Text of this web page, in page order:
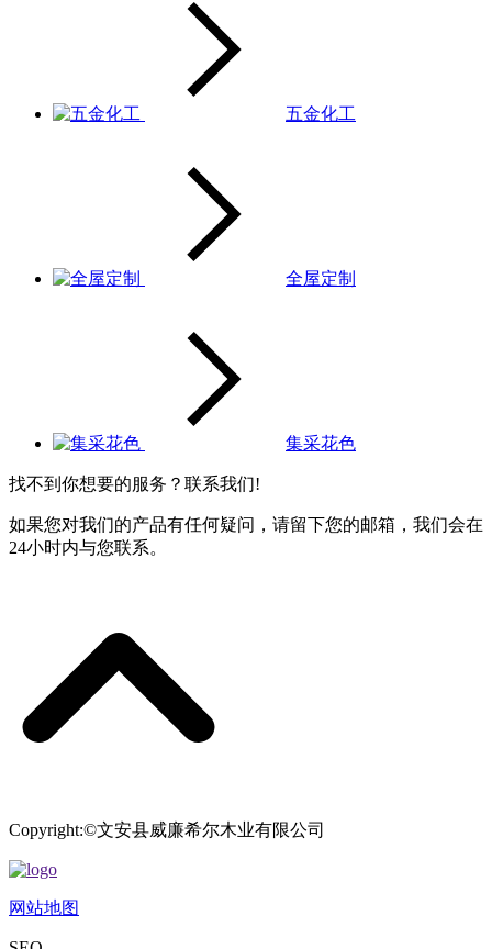
五金化工
全屋定制
集采花色
找不到你想要的服务？联系我们!
如果您对我们的产品有任何疑问，请留下您的邮箱，我们会在
24小时内与您联系。
Copyright:©文安县威廉希尔木业有限公司
网站地图